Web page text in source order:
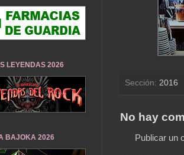
Sección: 2016
No hay
Publicar un
LEYENDAS 2026
BAJOKA 2026